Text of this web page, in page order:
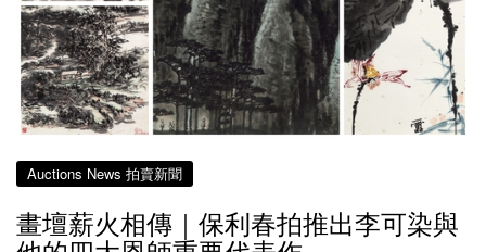
Auctions News 拍賣新聞
畫壇薪火相傳｜保利春拍推出李可染與